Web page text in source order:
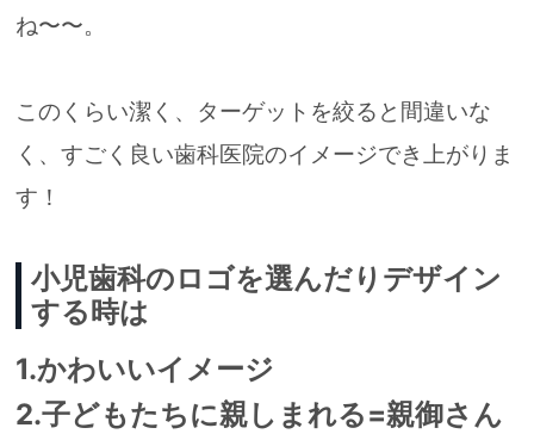
ね〜〜。
このくらい潔く、ターゲットを絞ると間違いな
く、すごく良い歯科医院のイメージでき上がりま
す！
小児歯科のロゴを選んだりデザイン
する時は
1.かわいいイメージ
2.子どもたちに親しまれる=親御さん